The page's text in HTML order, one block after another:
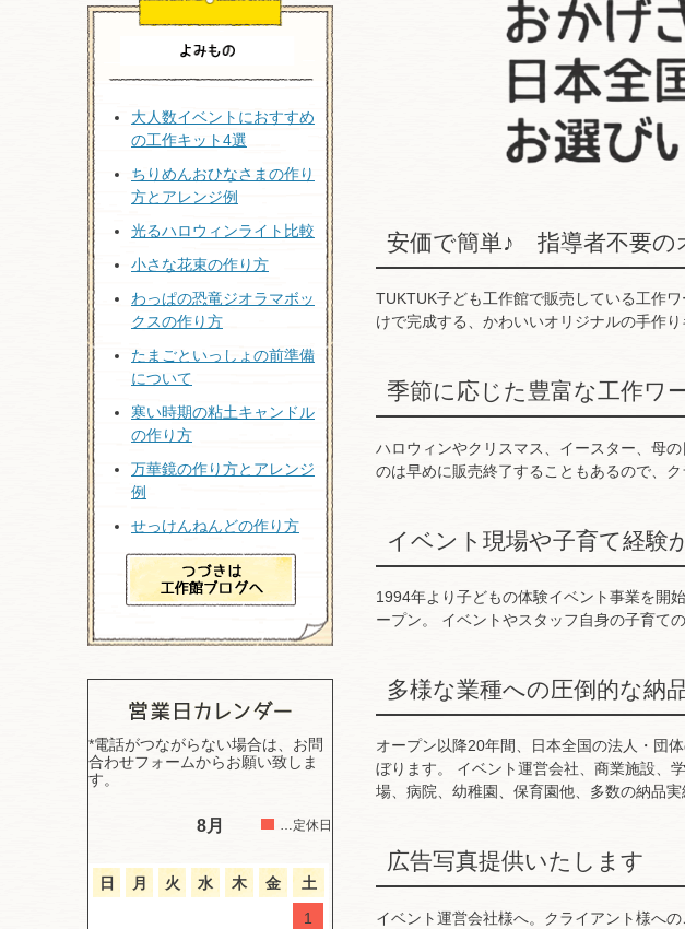
大人数イベントにおすすめ
の工作キット4選
ちりめんおひなさまの作り
方とアレンジ例
光るハロウィンライト比較
小さな花束の作り方
わっぱの恐竜ジオラマボッ
クスの作り方
たまごといっしょの前準備
について
寒い時期の粘土キャンドル
の作り方
万華鏡の作り方とアレンジ
例
せっけんねんどの作り方
*電話がつながらない場合は、お問
合わせフォームからお願い致しま
す。
8月 …定休日
日 月 火 水 木 金
土
1
安価で簡単♪ 指導者不要の
TUKTUK子ども工作館で販売している工作
けで完成する、かわいいオリジナルの手作
季節に応じた豊富な工作ワ
ハロウィンやクリスマス、イースター、母
のは早めに販売終了することもあるので、
イベント現場や子育て経験
1994年より子どもの体験イベント事業を開
ープン。 イベントやスタッフ自身の子育て
多様な業種への圧倒的な納
オープン以降20年間、日本全国の法人・団
ぼります。 イベント運営会社、商業施設、
場、病院、幼稚園、保育園他、多数の納品
広告写真提供いたします
イベント運営会社様へ。クライアント様へ